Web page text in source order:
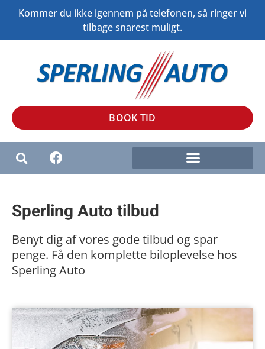
Kommer du ikke igennem på telefonen, så ringer vi
tilbage snarest muligt.
BOOK TID
Sperling Auto tilbud
Benyt dig af vores gode tilbud og spar
penge. Få den komplette biloplevelse hos
Sperling Auto